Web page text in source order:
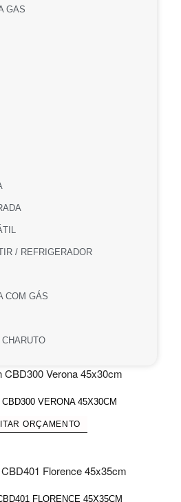
GAS
/ REFRIGERADOR
COM GÁS
VERONA 45X30CM
ORÇAMENTO
FLORENCE 45X35CM